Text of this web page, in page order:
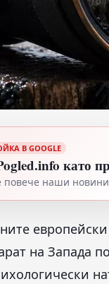
В GOOGLE
като
повече наши
на Запада